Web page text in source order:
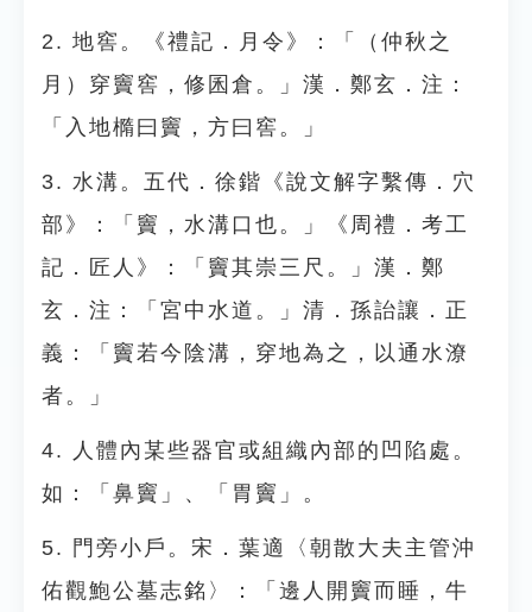
2. 地窖。《禮記．月令》：「（仲秋之
月）穿竇窖，修囷倉。」漢．鄭玄．注：
「入地橢曰竇，方曰窖。」
3. 水溝。五代．徐鍇《說文解字繫傳．穴
部》：「竇，水溝口也。」《周禮．考工
記．匠人》：「竇其崇三尺。」漢．鄭
玄．注：「宮中水道。」清．孫詒讓．正
義：「竇若今陰溝，穿地為之，以通水潦
者。」
4. 人體內某些器官或組織內部的凹陷處。
如：「鼻竇」、「胃竇」。
5. 門旁小戶。宋．葉適〈朝散大夫主管沖
佑觀鮑公墓志銘〉：「邊人開竇而睡，牛